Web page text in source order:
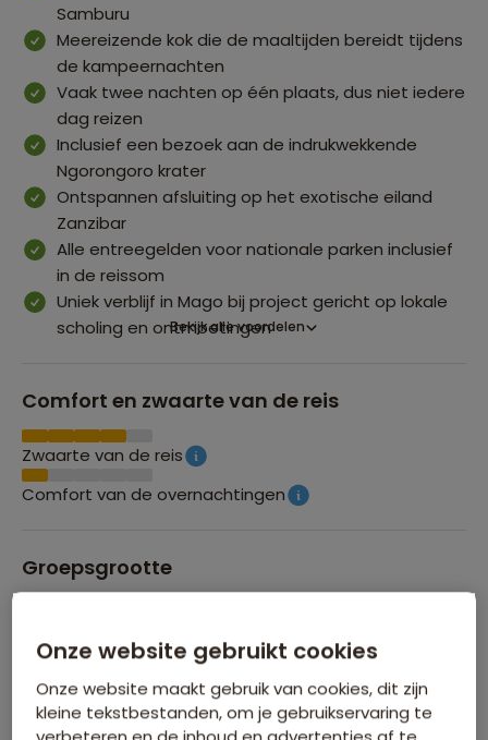
Samburu
Meereizende kok die de maaltijden bereidt tijdens
de kampeernachten
Vaak twee nachten op één plaats, dus niet iedere
dag reizen
Inclusief een bezoek aan de indrukwekkende
Ngorongoro krater
Ontspannen afsluiting op het exotische eiland
Zanzibar
Alle entreegelden voor nationale parken inclusief
in de reissom
Uniek verblijf in Mago bij project gericht op lokale
scholing en ontmoetingen
Bekijk alle voordelen
Comfort en zwaarte van de reis
Zwaarte van de reis
Comfort van de overnachtingen
Groepsgrootte
SAWADEAL KORTING TOT € 80
Onze website gebruikt cookies
Onze website maakt gebruik van cookies, dit zijn
kleine tekstbestanden, om je gebruikservaring te